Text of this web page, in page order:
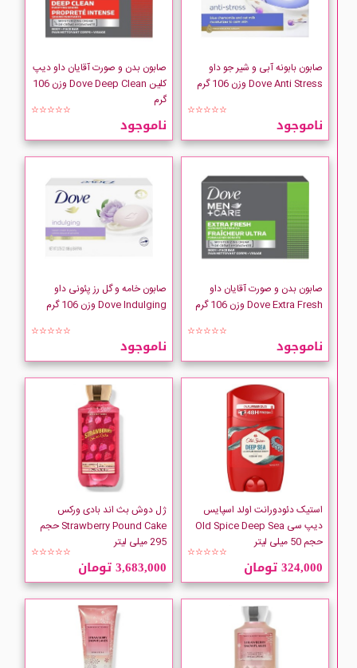
Dafi
Derma clean
Dettol
Dial
Dimples
Ditron
Dove
Dr Teals
DURU
elave
صابون بابونه آبی و شیر جو داو
Dove Anti Stress وزن 106 گرم
☆☆☆☆☆
ناموجود
صابون بدن و صورت آقایان داو دیپ
کلین Dove Deep Clean وزن 106
گرم
☆☆☆☆☆
ناموجود
صابون بدن و صورت آقایان داو
Dove Extra Fresh وزن 106 گرم
☆☆☆☆☆
ناموجود
صابون خامه و گل رز پئونی داو
Dove Indulging وزن 106 گرم
☆☆☆☆☆
ناموجود
استیک دئودورانت اولد اسپایس
دیپ سی Old Spice Deep Sea
حجم 50 میلی لیتر
☆☆☆☆☆
324,000 تومان
ژل دوش بث اند بادی ورکس
Strawberry Pound Cake حجم
295 میلی لیتر
☆☆☆☆☆
3,683,000 تومان